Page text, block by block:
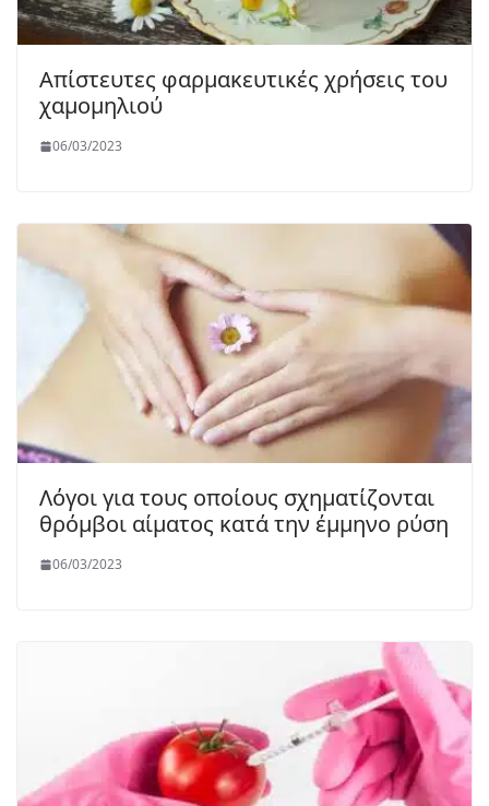
Απίστευτες φαρμακευτικές χρήσεις του
χαμομηλιού
06/03/2023
Λόγοι για τους οποίους σχηματίζονται
θρόμβοι αίματος κατά την έμμηνο ρύση
06/03/2023